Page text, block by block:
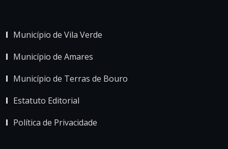
Município de Vila Verde
Município de Amares
Município de Terras de Bouro
Estatuto Editorial
Política de Privacidade